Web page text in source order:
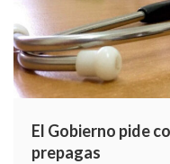
El Gobierno pide
prepagas